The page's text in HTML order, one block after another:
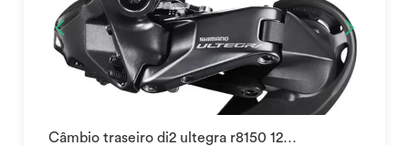
Câmbio traseiro di2 ultegra r8150 12